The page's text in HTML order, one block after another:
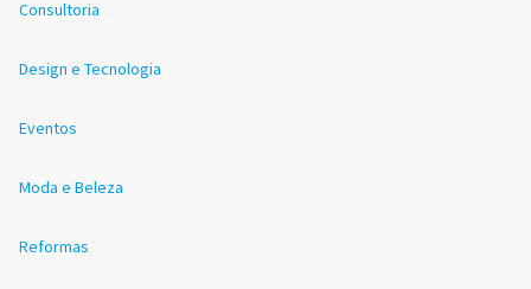
Consultoria
Design e Tecnologia
Eventos
Moda e Beleza
Reformas